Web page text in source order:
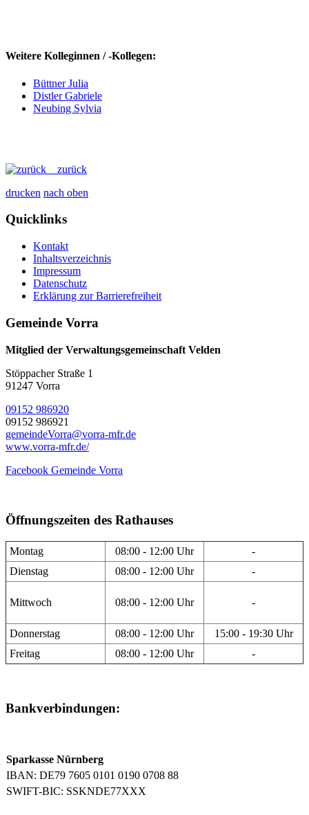
Weitere Kolleginnen / -Kollegen:
Büttner Julia
Distler Gabriele
Neubing Sylvia
zurück
drucken nach oben
Quicklinks
Kontakt
Inhaltsverzeichnis
Impressum
Datenschutz
Erklärung zur Barrierefreiheit
Gemeinde Vorra
Mitglied der Verwaltungsgemeinschaft Velden
Stöppacher Straße 1
91247 Vorra
09152 986920
09152 986921
gemeindeVorra@vorra-mfr.de
www.vorra-mfr.de/
Facebook Gemeinde Vorra
Öffnungszeiten des Rathauses
Montag 08:00 - 12:00 Uhr
-
Dienstag
08:00 - 12:00 Uhr -
Mittwoch 08:00 - 12:00 Uhr -
Donnerstag 08:00 - 12:00 Uhr
15:00 - 19:30 Uhr
Freitag
08:00 - 12:00 Uhr -
Bankverbindungen:
Sparkasse Nürnberg
IBAN: DE79 7605 0101 0190 0708 88
SWIFT-BIC: SSKNDE77XXX